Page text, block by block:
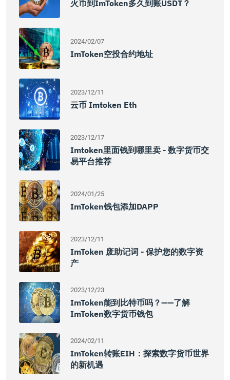
火币到imToken多久到账USDT？
2024/02/07
ImToken空投合约地址
2023/12/11
云币 Imtoken Eth
2023/12/17
Imtoken里面钱到哪里卖 - 数字货币交
易平台推荐
2024/01/25
ImToken钱包添加DAPP
2023/12/11
ImToken 废助记词 - 保护您的数字资
产
2023/12/23
ImToken能到比特币吗？——了解
ImToken数字货币钱包
2024/02/11
ImToken转账EIH：探索数字货币世界
的新机遇